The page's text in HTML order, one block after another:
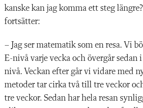
kanske kan jag komma ett steg
fortsätter:
– Jag ser matematik som en resa. Vi
E-nivå varje vecka och övergår sedan
nivå. Veckan efter går vi vidare med
metoder tar cirka två till tre veckor
tre veckor. Sedan har hela resan